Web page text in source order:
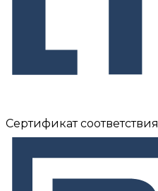
Сертификат соответствия